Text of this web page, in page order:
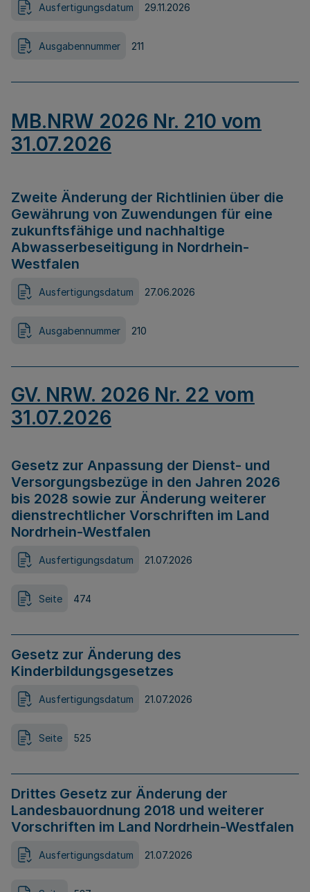
Ausfertigungsdatum 29.11.2026
Ausgabennummer 211
MB.NRW 2026 Nr. 210 vom
31.07.2026
Zweite Änderung der Richtlinien über die
Gewährung von Zuwendungen für eine
zukunftsfähige und nachhaltige
Abwasserbeseitigung in Nordrhein-
Westfalen
Ausfertigungsdatum 27.06.2026
Ausgabennummer 210
GV. NRW. 2026 Nr. 22 vom
31.07.2026
Gesetz zur Anpassung der Dienst- und
Versorgungsbezüge in den Jahren 2026
bis 2028 sowie zur Änderung weiterer
dienstrechtlicher Vorschriften im Land
Nordrhein-Westfalen
Ausfertigungsdatum 21.07.2026
Seite 474
Gesetz zur Änderung des
Kinderbildungsgesetzes
Ausfertigungsdatum 21.07.2026
Seite 525
Drittes Gesetz zur Änderung der
Landesbauordnung 2018 und weiterer
Vorschriften im Land Nordrhein-Westfalen
Ausfertigungsdatum 21.07.2026